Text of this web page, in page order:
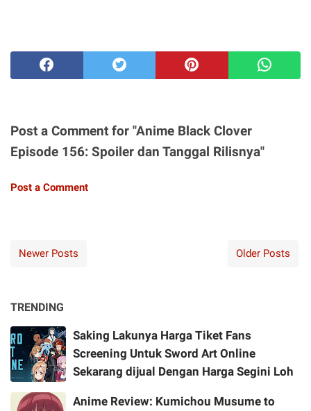
Post a Comment for "Anime Black Clover
Episode 156: Spoiler dan Tanggal Rilisnya"
Post a Comment
Newer Posts Older Posts
TRENDING
Saking Lakunya Harga Tiket Fans
Screening Untuk Sword Art Online
Sekarang dijual Dengan Harga Segini Loh
Anime Review: Kumichou Musume to